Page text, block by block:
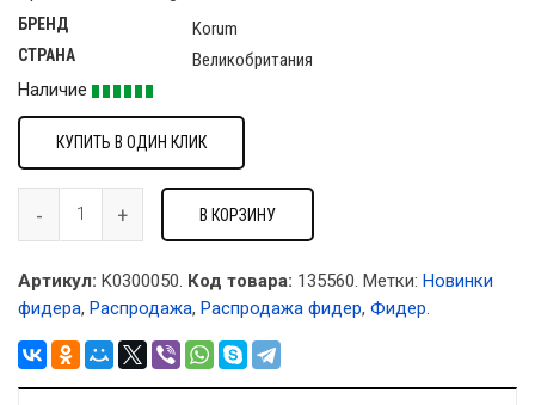
БРЕНД Korum
СТРАНА
Великобритания
Наличие
КУПИТЬ В ОДИН КЛИК
В КОРЗИНУ
Артикул: K0300050. Код товара: 135560. Метки: Новинки
фидера, Распродажа, Распродажа фидер, Фидер.